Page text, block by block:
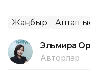
Жаңбыр Аптап
Эльмира
Авторлар